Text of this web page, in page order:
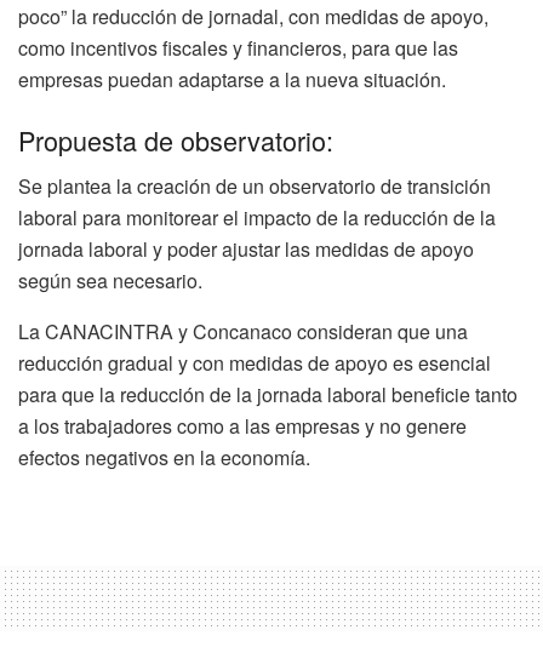
poco” la reducción de jornadal, con medidas de apoyo,
como incentivos fiscales y financieros, para que las
empresas puedan adaptarse a la nueva situación.
Propuesta de observatorio:
Se plantea la creación de un observatorio de transición
laboral para monitorear el impacto de la reducción de la
jornada laboral y poder ajustar las medidas de apoyo
según sea necesario.
La CANACINTRA y Concanaco consideran que una
reducción gradual y con medidas de apoyo es esencial
para que la reducción de la jornada laboral beneficie tanto
a los trabajadores como a las empresas y no genere
efectos negativos en la economía.